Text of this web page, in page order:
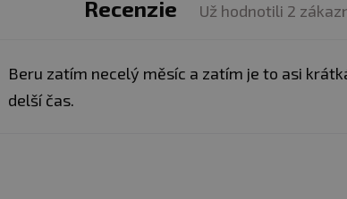
Recenzie Už hodnotili 2
Beru zatím necelý měsíc a zatím je to asi
delší čas.